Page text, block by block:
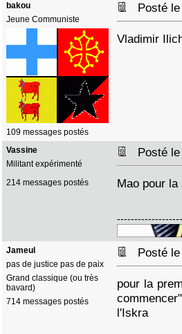
bakou
Jeune Communiste
109 messages postés
Posté le
Vladimir
Vassine
Militant expérimenté
214 messages postés
Posté le
Mao pour la
Jameul
pas de justice pas de paix
Grand classique (ou très
bavard)
714 messages postés
Posté le
pour la
l'Iskra